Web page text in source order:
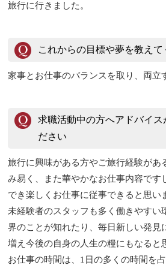
旅行に行きました。
これからの目標や夢を教えて
家事とお仕事のバランスを取り、両立
求職活動中の方へアドバイス
ださい
旅行に興味がある方やご旅行経験があ
み易く、また華やかなお仕事内容です
でき楽しくお仕事に従事できると思い
未経験者のスタッフも多く働きやすい
界のことが知れたり、毎日新しい発見
増え今後の自身の人生の糧にもなると
お仕事の時間は、1日の多くの時間を